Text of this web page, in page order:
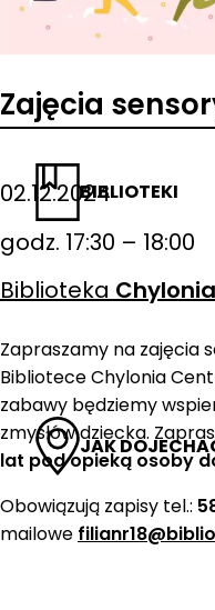
BIBLIOTEKI
JAK
Zajęcia
02.12.2024
godz. 17:30 – 18:00
Biblioteka
Zapraszamy na zajęcia
Bibliotece Chylonia
zabawy będziemy
zmysłów dziecka.
lat pod opieką osoby
Obowiązują zapisy tel.:
mailowe